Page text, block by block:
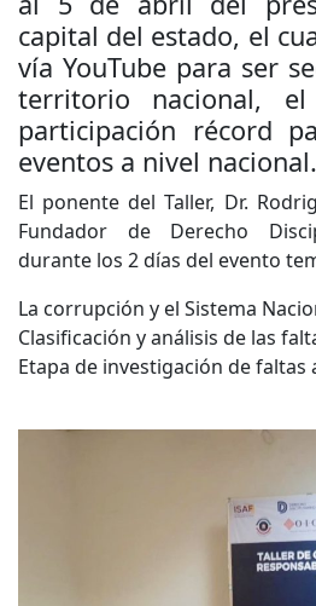
capital del estado, el
vía YouTube para ser
territorio nacional,
participación récord
eventos a nivel nacional.
El ponente del Taller, Dr.
Fundador de Derecho
durante los 2 días del evento
La corrupción y el Sistema
Clasificación y análisis de las
Etapa de investigación de faltas